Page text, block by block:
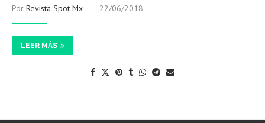
Por Revista Spot Mx 22/06/2018
LEER MÁS